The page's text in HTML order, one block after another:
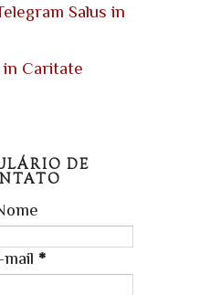
Salus in
in Caritate
DE
mail *